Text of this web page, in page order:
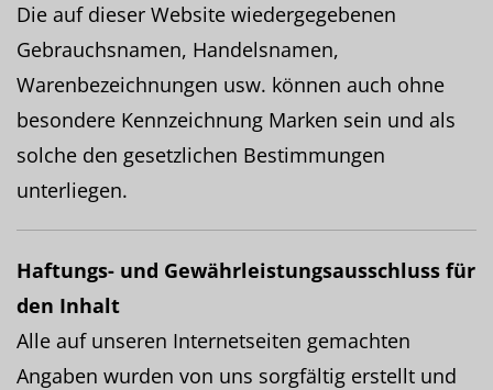
Die auf dieser Website wiedergegebenen
Gebrauchsnamen, Handelsnamen,
Warenbezeichnungen usw. können auch ohne
besondere Kennzeichnung Marken sein und als
solche den gesetzlichen Bestimmungen
unterliegen.
Haftungs- und Gewährleistungsausschluss für
den Inhalt
Alle auf unseren Internetseiten gemachten
Angaben wurden von uns sorgfältig erstellt und